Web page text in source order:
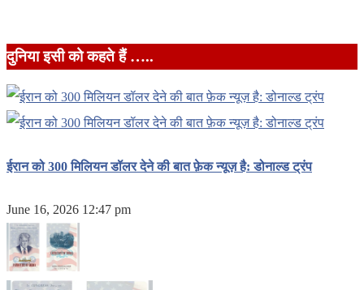
दुनिया इसी को कहते हैं …..
ईरान को 300 मिलियन डॉलर देने की बात फ़ेक न्यूज़ है: डोनाल्ड ट्रंप
June 16, 2026 12:47 pm